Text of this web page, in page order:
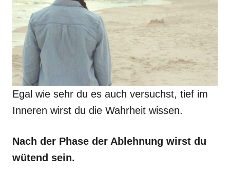
Egal wie sehr du es auch versuchst, tief im
Inneren wirst du die Wahrheit wissen.
Nach der Phase der Ablehnung wirst du
wütend sein.